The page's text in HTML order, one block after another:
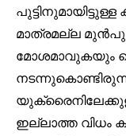
മാത്രമല്ല
മോശമാവുകയും
ഇല്ലാത്ത വിധം